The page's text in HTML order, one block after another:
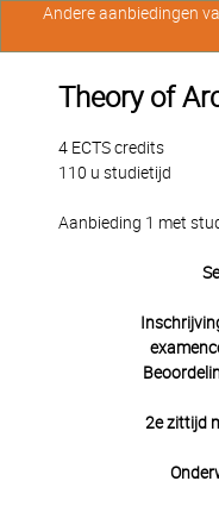
Theory of
4 ECTS credits
110 u studietijd
Aanbieding 1 met
2e zittijd
Andere aanbiedingen